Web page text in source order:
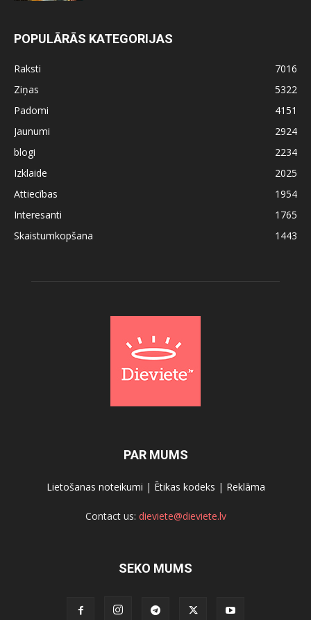
POPULĀRĀS KATEGORIJAS
Raksti
7016
Ziņas
5322
Padomi
4151
Jaunumi
2924
blogi
2234
Izklaide
2025
Attiecības
1954
Interesanti
1765
Skaistumkopšana
1443
PAR MUMS
Lietošanas noteikumi | Ētikas kodeks | Reklāma
Contact us: dieviete@dieviete.lv
SEKO MUMS